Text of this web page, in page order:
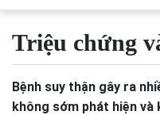
Triệu chứng
Bệnh suy thận gây ra
không sớm phát hiện